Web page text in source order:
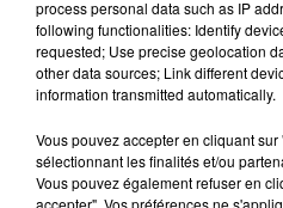
Abdellah Zekri a conclu son
« c’est aux musulmans eux-
Cet entretien avec l’Elysée
gouvernement étudie
rénové de la loi de 1905 qui
de l’Etat.
process personal data such as IP
following functionalities: Identify
requested; Use precise geolocation
other data sources; Link different
information transmitted automatically.
Vous pouvez accepter en cliquant
sélectionnant les finalités et/ou
Vous pouvez également refuser en
accepter". Vos préférences ne